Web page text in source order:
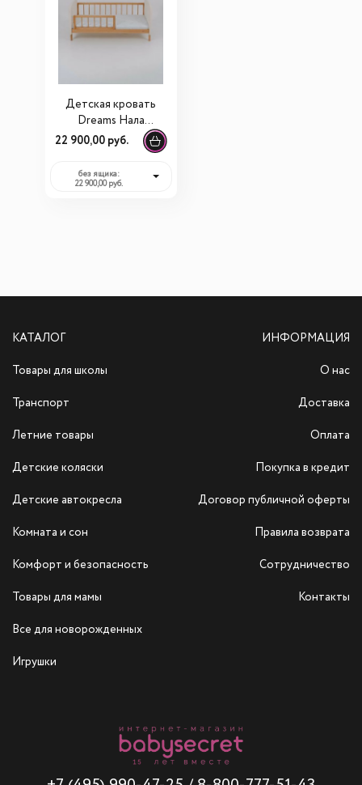
Детская кровать
Dreams Нала
Букле
22 900,00 руб.
без ящика:
22 900,00 руб.
КАТАЛОГ
Товары для школы
Транспорт
Летние товары
Детские коляски
Детские автокресла
Комната и сон
Комфорт и безопасность
Товары для мамы
Все для новорожденных
Игрушки
ИНФОРМАЦИЯ
О нас
Доставка
Оплата
Покупка в кредит
Договор публичной оферты
Правила возврата
Сотрудничество
Контакты